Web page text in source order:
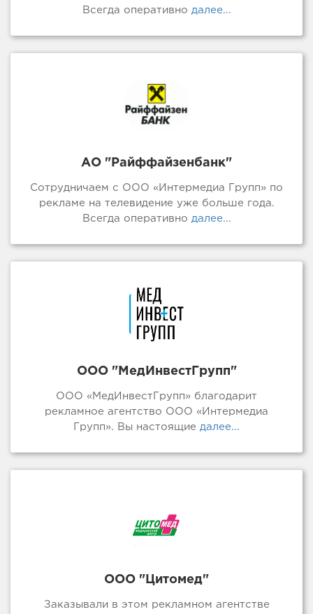
Всегда оперативно далее...
АО "Райффайзенбанк"
Сотрудничаем с ООО «Интермедиа Групп» по
рекламе на телевидение уже больше года.
Всегда оперативно далее...
ООО "МедИнвестГрупп"
ООО «МедИнвестГрупп» благодарит
рекламное агентство ООО «Интермедиа
Групп». Вы настоящие далее...
ООО "Цитомед"
Заказывали в этом рекламном агентстве